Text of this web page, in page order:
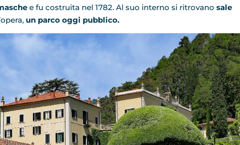
e fu costruita nel 1782. Al suo interno si ritrovano sale
un parco oggi pubblico.